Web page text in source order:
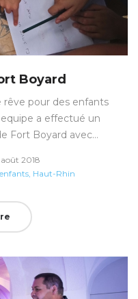
Boyard
rêve pour des enfants
a effectué un
Fort Boyard avec…
août 2018
Haut-Rhin